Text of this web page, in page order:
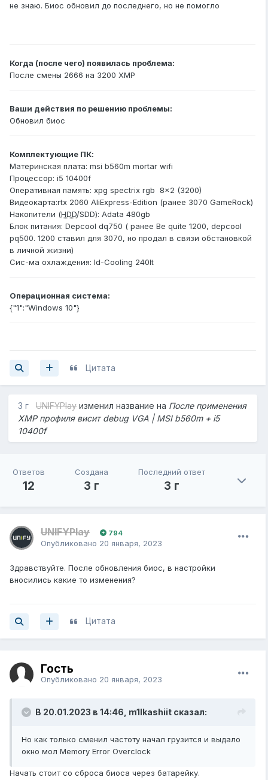
не знаю. Биос обновил до последнего, но не помогло
Когда (после чего) появилась проблема:
После смены 2666 на 3200 ХМР
Ваши действия по решению проблемы:
Обновил биос
Комплектующие ПК:
Материнская плата: msi b560m mortar wifi
Процессор: i5 10400f
Оперативная память: xpg spectrix rgb 8x2 (3200)
Видеокарта:rtx 2060 AliExpress-Edition (ранее 3070 GameRock)
Накопители (HDD/SDD): Adata 480gb
Блок питания: Depcool dq750 ( ранее Be quite 1200, depcool
pq500. 1200 ставил для 3070, но продал в связи обстановкой
в личной жизни)
Сис-ма охлаждения: Id-Cooling 240lt
Операционная система:
{"1":"Windows 10"}
Цитата
3 г UNIFYPlay изменил название на После применения
XMP профиля висит debug VGA | MSI b560m + i5
10400f
Ответов
12
Создана
3 г
Последний ответ
3 г
UNIFYPlay 794
Опубликовано 20 января, 2023
Здравствуйте. После обновления биос, в настройки
вносились какие то изменения?
Цитата
Гость
Опубликовано 20 января, 2023
В 20.01.2023 в 14:46, m1lkashiit сказал:
Но как только сменил частоту начал грузится и выдало
окно мол Memory Error Overclock
Начать стоит со сброса биоса через батарейку.